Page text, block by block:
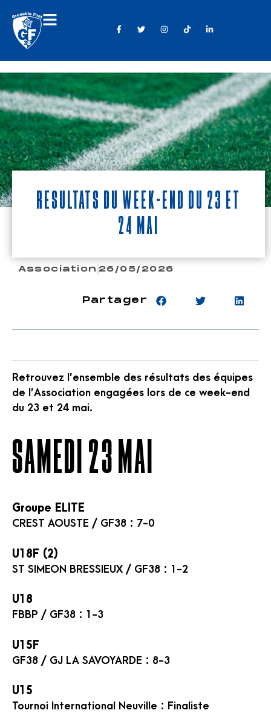
Résultats du week-end du 23 et
24 mai
Association 26/05/2026
Partager
Retrouvez l’ensemble des résultats des équipes
de l’Association engagées lors de ce week-end
du 23 et 24 mai.
SAMEDI 23 MAI
Groupe ELITE
CREST AOUSTE / GF38 : 7-0
U18F (2)
ST SIMEON BRESSIEUX / GF38 : 1-2
U18
FBBP / GF38 : 1-3
U15F
GF38 / GJ LA SAVOYARDE : 8-3
U15
Tournoi International Neuville : Finaliste